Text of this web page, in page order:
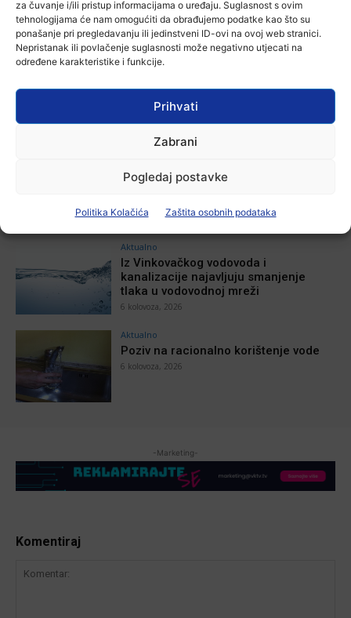
za čuvanje i/ili pristup informacijama o uređaju. Suglasnost s ovim
tehnologijama će nam omogućiti da obrađujemo podatke kao što su
ponašanje pri pregledavanju ili jedinstveni ID-ovi na ovoj web stranici.
Nepristanak ili povlačenje suglasnosti može negativno utjecati na
određene karakteristike i funkcije.
Prihvati
Zabrani
Pogledaj postavke
Politika Kolačića Zaštita osobnih podataka
POVEZANE VIJESTI
Aktualno
plovidba na Dunavu
6 kolovoza, 2026
povijesna fikcija najtraženiji su
knjižnici
Aktualno
Iz Vinkovačkog vodovoda i
kanalizacije najavljuju smanjenje
tlaka u vodovodnoj mreži
6 kolovoza, 2026
Aktualno
Poziv na racionalno korištenje vode
6 kolovoza, 2026
-Marketing-
Komentiraj